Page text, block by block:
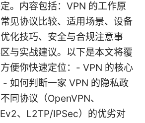
。内容包括：VPN 的工作原
见协议比较、适用场景、设备
化技巧、安全与合规注意事
与实战建议。以下是本文将覆
便你快速定位：- VPN 的核心
如何判断一家 VPN 的隐私政
同协议（OpenVPN、
、L2TP/IPSec）的优劣对